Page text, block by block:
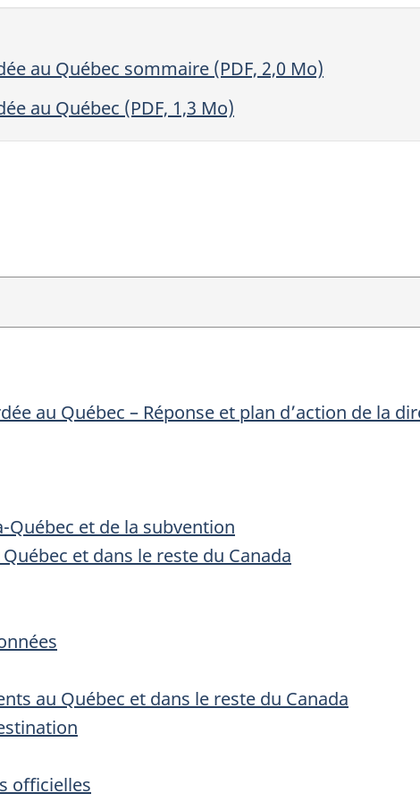
au Québec sommaire (PDF, 2,0 Mo)
au Québec (PDF, 1,3 Mo)
au Québec – Réponse et plan d’action de la
Québec et de la subvention
et dans le reste du Canada
au Québec et dans le reste du Canada
officielles